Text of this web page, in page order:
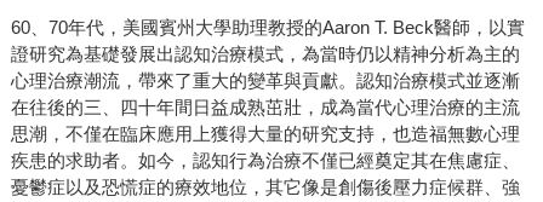
60、70年代，美國賓州大學助理教授的Aaron T. Beck醫師，以實
證研究為基礎發展出認知治療模式，為當時仍以精神分析為主的
心理治療潮流，帶來了重大的變革與貢獻。認知治療模式並逐漸
在往後的三、四十年間日益成熟茁壯，成為當代心理治療的主流
思潮，不僅在臨床應用上獲得大量的研究支持，也造福無數心理
疾患的求助者。如今，認知行為治療不僅已經奠定其在焦慮症、
憂鬱症以及恐慌症的療效地位，其它像是創傷後壓力症候群、強